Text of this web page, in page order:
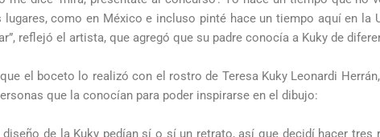
lugares, como en México e incluso pinté hace un tiempo aquí en la
reflejó el artista, que agregó que su padre conocía a Kuky de
el boceto lo realizó con el rostro de Teresa Kuky Leonardi
que la conocían para poder inspirarse en el dibujo:
diseño de la Kuky pedían sí o sí un retrato, así que decidí hacer